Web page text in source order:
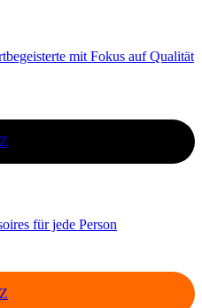
mit Fokus auf Qualität
Z
für jede Person
Z